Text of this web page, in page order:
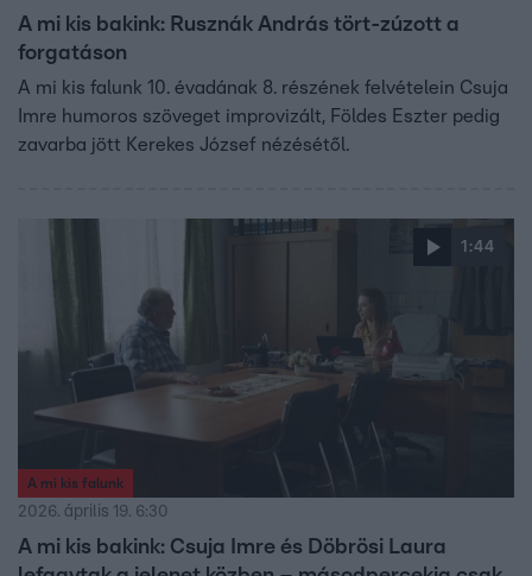
A mi kis bakink: Rusznák András tört-zúzott a
forgatáson
A mi kis falunk 10. évadának 8. részének felvételein Csuja
Imre humoros szöveget improvizált, Földes Eszter pedig
zavarba jött Kerekes József nézésétől.
1:44
A mi kis falunk
2026. április 19. 6:30
A mi kis bakink: Csuja Imre és Döbrösi Laura